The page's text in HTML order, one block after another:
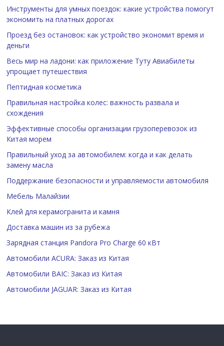
Инструменты для умных поездок: какие устройства помогут
экономить на платных дорогах
Проезд без остановок: как устройство экономит время и
деньги
Весь мир на ладони: как приложение Туту Авиабилеты
упрощает путешествия
Пептидная косметика
Правильная настройка колес: важность развала и
схождения
Эффективные способы организации грузоперевозок из
Китая морем
Правильный уход за автомобилем: когда и как делать
замену масла
Поддержание безопасности и управляемости автомобиля
Мебель Малайзии
Клей для керамогранита и камня
Доставка машин из за рубежа
Зарядная станция Pandora Pro Charge 60 кВт
Автомобили ACURA: Заказ из Китая
Автомобили BAIC: Заказ из Китая
Автомобили JAGUAR: Заказ из Китая